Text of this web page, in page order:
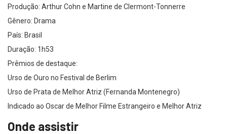
Produção: Arthur Cohn e Martine de Clermont-Tonnerre
Gênero: Drama
País: Brasil
Duração: 1h53
Prêmios de destaque:
Urso de Ouro no Festival de Berlim
Urso de Prata de Melhor Atriz (Fernanda Montenegro)
Indicado ao Oscar de Melhor Filme Estrangeiro e Melhor Atriz
Onde assistir